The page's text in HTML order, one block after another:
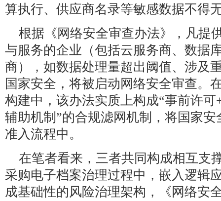
算执行、供应商名录等敏感数据不得
根据《网络安全审查办法》，凡提
与服务的企业（包括云服务商、数据
商），如数据处理量超出阈值、涉及
国家安全，将被启动网络安全审查。
构建中，该办法实质上构成“事前许
辅助机制”的合规滤网机制，将国家
准入流程中。
在笔者看来，三者共同构成相互支
采购电子档案治理过程中，嵌入逻辑
成基础性的风险治理架构，《网络安